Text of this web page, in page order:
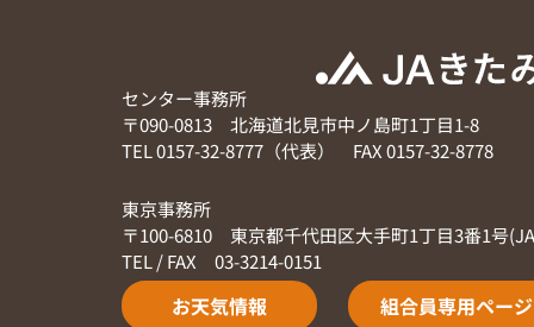
センター事務所
〒090-0813 北海道北見市中ノ島町1丁目1-8
TEL 0157-32-8777（代表） FAX 0157-32-8778
東京事務所
〒100-6810 東京都千代田区大手町1丁目3番1号
TEL / FAX 03-3214-0151
お天気情報 組合員専用ページ